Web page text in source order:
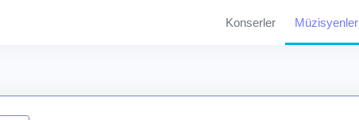
Konserler Müzisyenler